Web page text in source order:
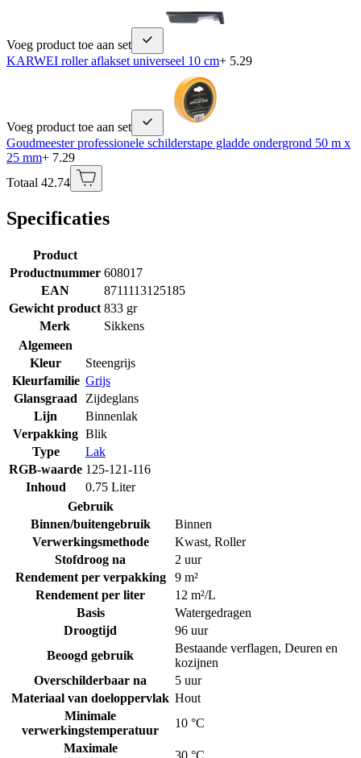
Voeg product toe aan set
KARWEI roller aflakset universeel 10 cm+ 5.29
Voeg product toe aan set
Goudmeester professionele schilderstape gladde ondergrond 50 m x
25 mm+ 7.29
Totaal 42.74
Specificaties
Product
Productnummer 608017
EAN
8711113125185
Gewicht product 833 gr
Merk
Sikkens
Algemeen
Kleur
Steengrijs
Kleurfamilie Grijs
Glansgraad
Zijdeglans
Lijn
Binnenlak
Verpakking Blik
Type
Lak
RGB-waarde 125-121-116
Inhoud
0.75 Liter
Gebruik
Binnen/buitengebruik
Binnen
Verwerkingsmethode
Kwast, Roller
Stofdroog na
2 uur
Rendement per verpakking
9 m²
Rendement per liter
12 m²/L
Basis
Watergedragen
Droogtijd
96 uur
Beoogd gebruik
Bestaande verflagen, Deuren en
kozijnen
Overschilderbaar na
5 uur
Materiaal van doeloppervlak Hout
Minimale
verwerkingstemperatuur
10 °C
Maximale